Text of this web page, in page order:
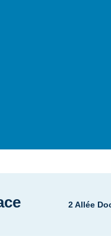
2 Allée